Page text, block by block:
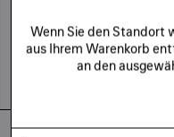
©
Wenn Sie den Standort
aus Ihrem Warenkorb
an den